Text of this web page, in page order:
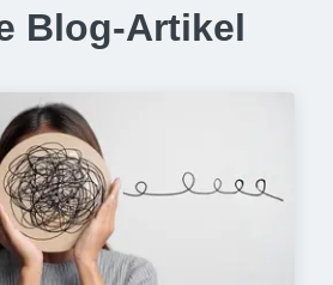
Blog-Artikel